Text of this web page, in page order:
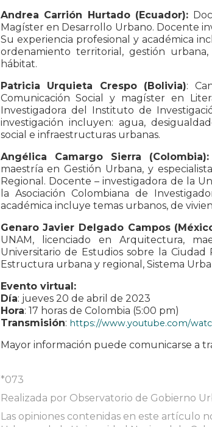
Andrea Carrión Hurtado (Ecuador):
Magíster en Desarrollo Urbano. Docente
Su experiencia profesional y académica
ordenamiento territorial, gestión
hábitat.
Patricia Urquieta Crespo (Bolivia):
Comunicación Social y magíster en
Investigadora del Instituto de
investigación incluyen: agua,
social e infraestructuras urbanas.
Angélica Camargo Sierra (Colombia):
maestría en Gestión Urbana, y
Regional. Docente – investigadora de la
la Asociación Colombiana de
académica incluye temas urbanos, de
Genaro Javier Delgado Campos
UNAM, licenciado en Arquitectura,
Universitario de Estudios sobre la Ciudad
Estructura urbana y regional, Sistema
Evento virtual:
Día: jueves 20 de abril de 2023
Hora: 17 horas de Colombia (5:00 pm)
Transmisión: https://www.youtube.com/
Mayor información puede comunicarse a
*073
Realizada por Observatorio de Gobierno
Las opiniones contenidas en este artículo